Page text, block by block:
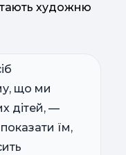
художню
що ми
дітей, —
їм,